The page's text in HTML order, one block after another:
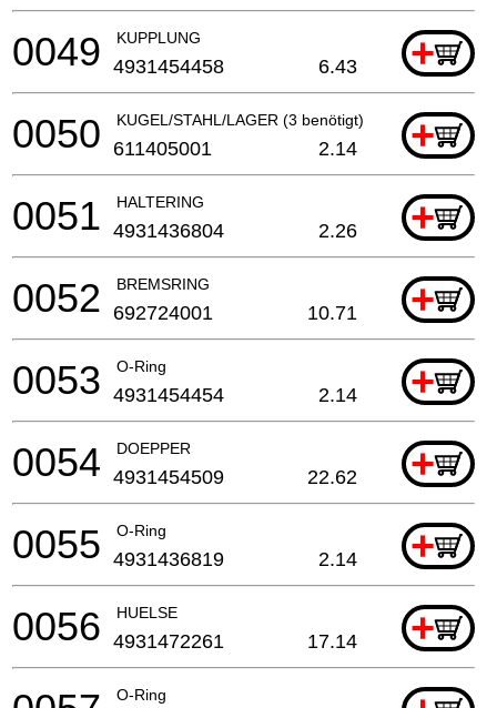
KUPPLUNG +
0049 4931454458 6.43
KUGEL/STAHL/LAGER (3 benötigt) +
0050 611405001 2.14
HALTERING +
0051 4931436804 2.26
BREMSRING +
0052 692724001 10.71
O-Ring +
0053 4931454454 2.14
DOEPPER +
0054 4931454509 22.62
O-Ring +
0055 4931436819 2.14
HUELSE +
0056 4931472261 17.14
O-Ring